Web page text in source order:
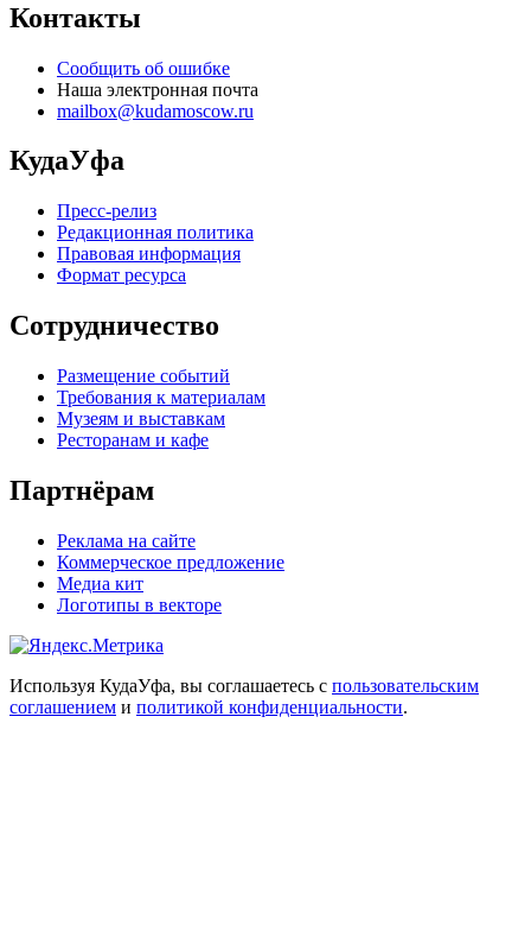
Контакты
Сообщить об ошибке
Наша электронная почта
mailbox@kudamoscow.ru
КудаУфа
Пресс-релиз
Редакционная политика
Правовая информация
Формат ресурса
Сотрудничество
Размещение событий
Требования к материалам
Музеям и выставкам
Ресторанам и кафе
Партнёрам
Реклама на сайте
Коммерческое предложение
Медиа кит
Логотипы в векторе
Используя КудаУфа, вы соглашаетесь с пользовательским
соглашением и политикой конфиденциальности.